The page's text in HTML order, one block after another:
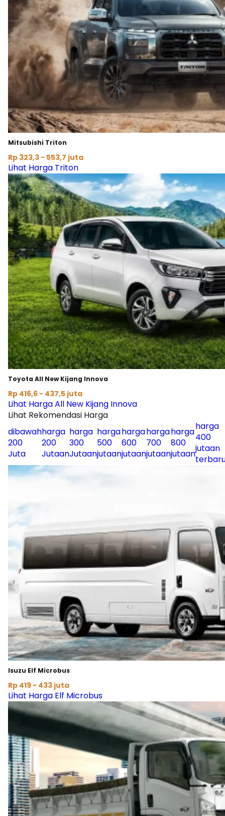
Mitsubishi Triton
Rp 323,3 - 553,7 juta
Lihat Harga Triton
Toyota All New Kijang Innova
Rp 416,6 - 437,5 juta
Lihat Harga All New Kijang Innova
Lihat Rekomendasi Harga
dibawah
200
Juta
harga
200
Jutaan
harga
300
Jutaan
harga
500
jutaan
harga
600
jutaan
harga
700
jutaan
harga
800
jutaan
harga
400
jutaan
Isuzu Elf Microbus
Rp 419 - 433 juta
Lihat Harga Elf Microbus